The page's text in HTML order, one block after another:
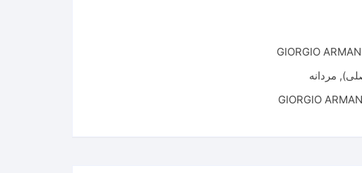
GIORGIO
, مردانه